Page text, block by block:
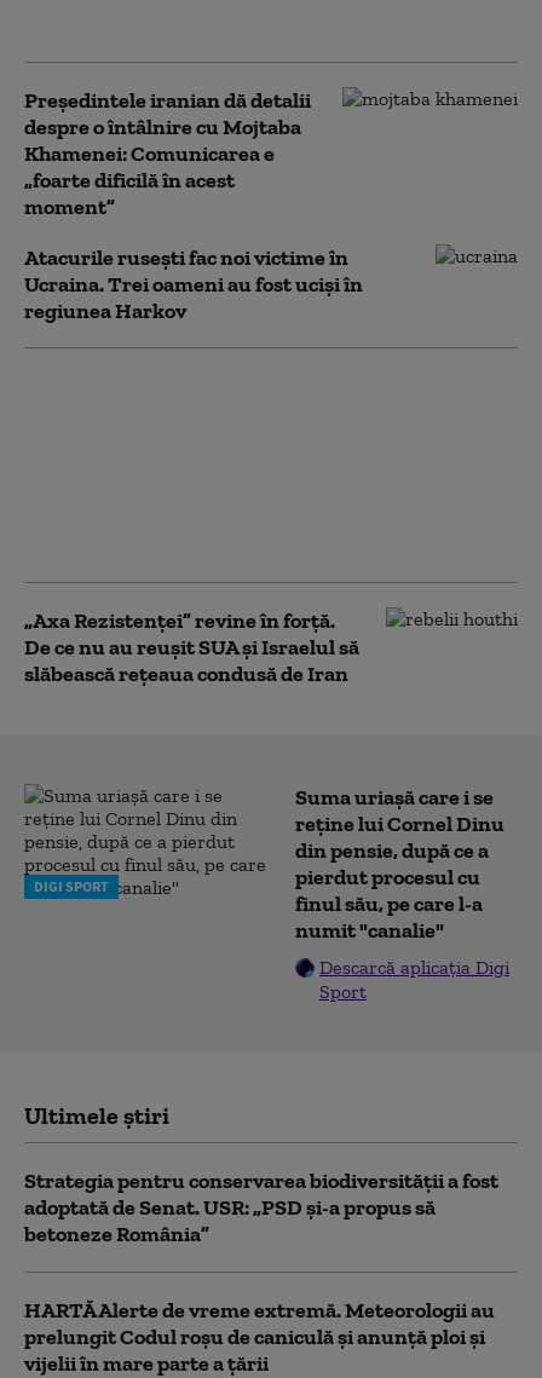
Preşedintele iranian dă detalii
despre o întâlnire cu Mojtaba
Khamenei: Comunicarea e
„foarte dificilă în acest
moment”
Atacurile rusești fac noi victime în
Ucraina. Trei oameni au fost uciși în
regiunea Harkov
„Axa Rezistenței” revine în forță.
De ce nu au reușit SUA și Israelul să
slăbească rețeaua condusă de Iran
DIGI SPORT
Suma uriașă care i se
reține lui Cornel Dinu
din pensie, după ce a
pierdut procesul cu
finul său, pe care l-a
numit "canalie"
Descarcă aplicația Digi
Sport
Ultimele știri
Strategia pentru conservarea biodiversității a fost
adoptată de Senat. USR: „PSD și-a propus să
betoneze România”
HARTĂ Alerte de vreme extremă. Meteorologii au
prelungit Codul roșu de caniculă și anunță ploi și
vijelii în mare parte a țării